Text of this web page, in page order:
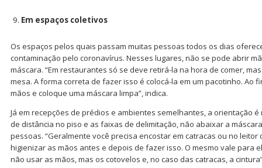
Em espaços coletivos
Os espaços pelos quais passam muitas pessoas todos os dias
contaminação pelo coronavírus. Nesses lugares, não se pode abrir
máscara. “Em restaurantes só se deve retirá-la na hora de comer,
mesa. A forma correta de fazer isso é colocá-la em um pacotinho. Ao
mãos e coloque uma máscara limpa”, indica.
Já em recepções de prédios e ambientes semelhantes, a orientação
de distância no piso e as faixas de delimitação, não abaixar a
pessoas. “Geralmente você precisa encostar em catracas ou no
higienizar as mãos antes e depois de fazer isso. O mesmo vale para
não usar as mãos, mas os cotovelos e, no caso das catracas, a